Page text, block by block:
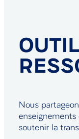
Nous
soutenir la